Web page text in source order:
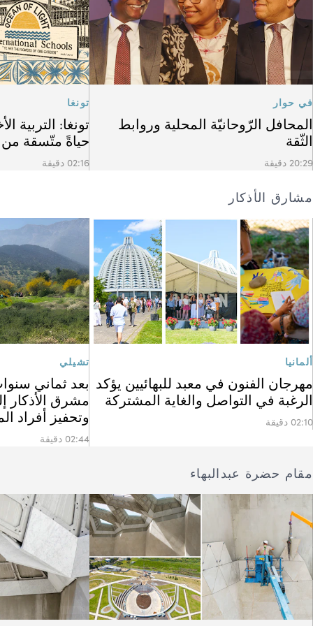
في حوار
المحافل الرّوحانيّة المحلية وروابط
الثّقة
20:29 دقيقة
تونغا
تونغا: التربية
حياةً متّسقة
02:16 دقيقة
مشارق الأذكار
ألمانيا
مهرجان الفنون في معبد للبهائيين يؤكد
الرغبة في التواصل والغاية المشتركة
02:10 دقيقة
تشيلي
بعد ثماني
مشرق الأذكار
وتحفيز أفراد
02:44 دقيقة
مقام حضرة عبدالبهاء